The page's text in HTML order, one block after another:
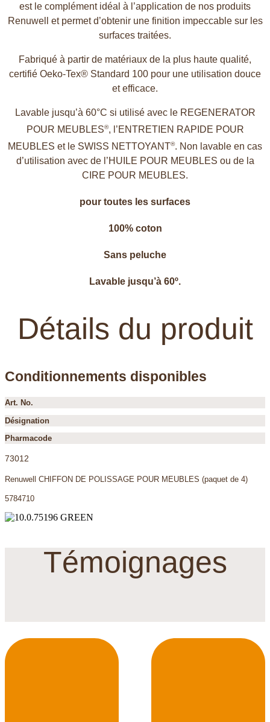
est le complément idéal à l’application de nos produits
Renuwell et permet d’obtenir une finition impeccable sur les
surfaces traitées.
Fabriqué à partir de matériaux de la plus haute qualité,
certifié Oeko-Tex® Standard 100 pour une utilisation douce
et efficace.
Lavable jusqu’à 60°C si utilisé avec le REGENERATOR
POUR MEUBLES®, l’ENTRETIEN RAPIDE POUR
MEUBLES et le SWISS NETTOYANT®. Non lavable en cas
d’utilisation avec de l’HUILE POUR MEUBLES ou de la
CIRE POUR MEUBLES.
pour toutes les surfaces
100% coton
Sans peluche
Lavable jusqu’à 60º.
Détails du produit
Conditionnements disponibles
Art. No.
Désignation
Pharmacode
73012
Renuwell CHIFFON DE POLISSAGE POUR MEUBLES (paquet de 4)
5784710
Témoignages